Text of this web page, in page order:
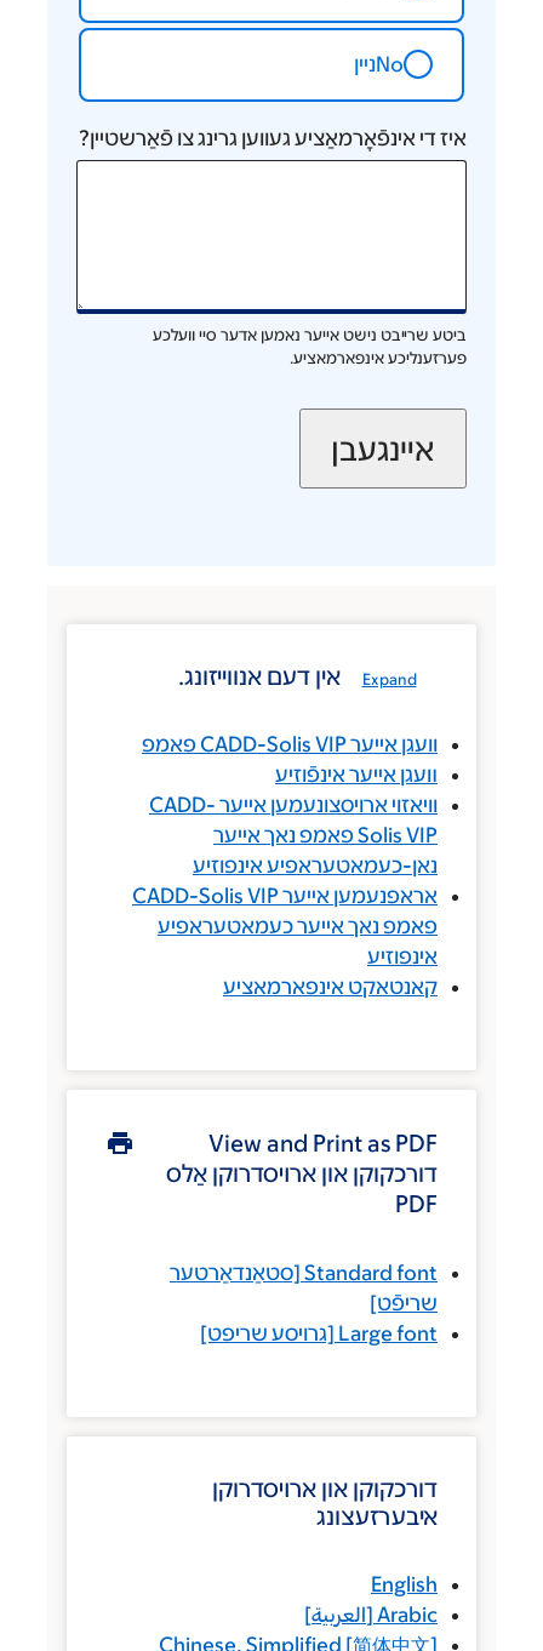
Noניין
איז די אינפֿאָרמאַציע געווען גרינג צו פֿאַרשטיין?
ביטע שרייבט נישט אייער נאמען אדער סיי וועלכע
פערזענליכע אינפארמאציע.
Expand אין דעם אנווייזונג.
וועגן אייער CADD-Solis VIP פאמפ
װעגן אײער אינפֿוזיע
וויאזוי ארויסצונעמען אייער CADD-
Solis VIP פאמפ נאך אייער
נאן-כעמאטעראפיע אינפוזיע
אראפנעמען אייער CADD-Solis VIP
פאמפ נאך אייער כעמאטעראפיע
אינפוזיע
קאנטאקט אינפארמאציע
View and Print as PDF
דורכקוקן און ארױסדרוקן אַלס
PDF
Standard font[סטאַנדאַרטער
שריפֿט]
Large font[גרויסע שריפט]
דורכקוקן און ארױסדרוקן
איבערזעצונג
English
Arabic
[العربية]
Chinese, Simplified[简体中文 ]